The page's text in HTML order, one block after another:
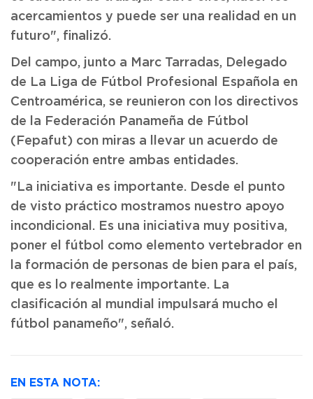
acercamientos y puede ser una realidad en un
futuro", finalizó.
Del campo, junto a Marc Tarradas, Delegado
de La Liga de Fútbol Profesional Española en
Centroamérica, se reunieron con los directivos
de la Federación Panameña de Fútbol
(Fepafut) con miras a llevar un acuerdo de
cooperación entre ambas entidades.
"La iniciativa es importante. Desde el punto
de visto práctico mostramos nuestro apoyo
incondicional. Es una iniciativa muy positiva,
poner el fútbol como elemento vertebrador en
la formación de personas de bien para el país,
que es lo realmente importante. La
clasificación al mundial impulsará mucho el
fútbol panameño", señaló.
EN ESTA NOTA: